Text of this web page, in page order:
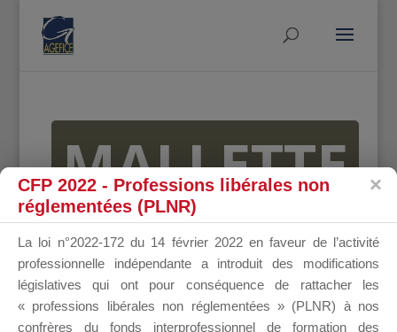
MALLETTE
DU
CFP 2022 - Professions libérales non
réglementées (PLNR)
La loi n°2022-172 du 14 février 2022 en faveur de l’activité
professionnelle indépendante a introduit des modifications
législatives qui ont pour conséquence de rattacher les
« professions libérales non réglementées » (PLNR) à nos
confrères du fonds interprofessionnel de formation des